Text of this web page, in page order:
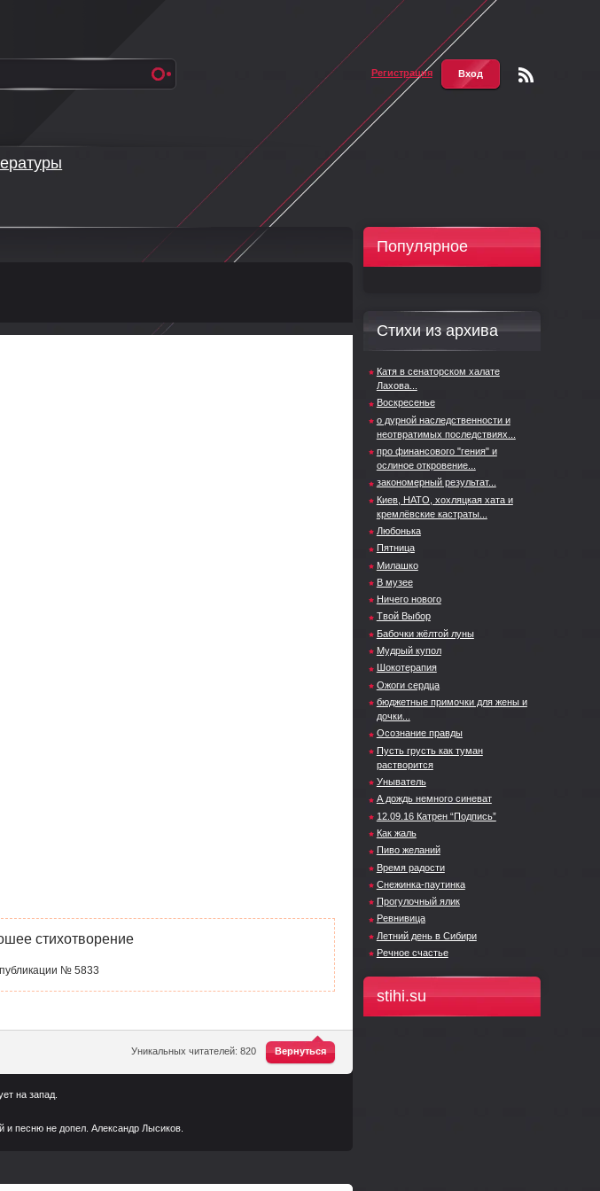
Регистрация Вход
стихотворение
№ 5833
Вернуться
Уникальных читателей: 820
на запад.
и песню не допел. Александр Лысиков.
Популярное
Стихи из архива
Катя в сенаторском халате
Лахова...
Воскресенье
о дурной наследственности и
неотвратимых последствиях...
про финансового "гения" и
ослиное откровение...
закономерный результат...
Киев, НАТО, хохляцкая хата и
кремлёвские кастраты...
Любонька
Пятница
Милашко
В музее
Ничего нового
Твой Выбор
Бабочки жёлтой луны
Мудрый купол
Шокотерапия
Ожоги сердца
бюджетные примочки для жены и
дочки...
Осознание правды
Пусть грусть как туман
растворится
Уныватель
А дождь немного синеват
12.09.16 Катрен “Подпись”
Как жаль
Пиво желаний
Время радости
Снежинка-паутинка
Прогулочный ялик
Ревнивица
Летний день в Сибири
Речное счастье
stihi.su